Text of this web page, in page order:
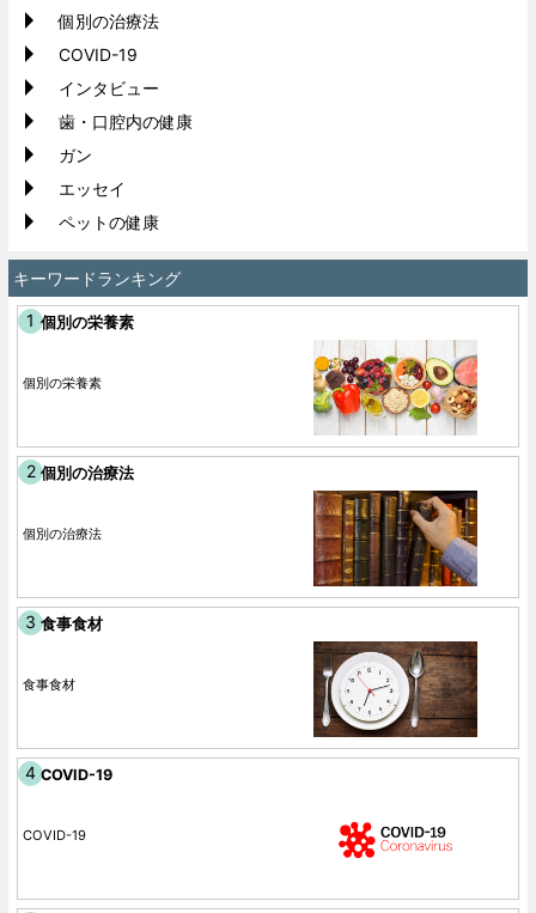
個別の治療法
COVID-19
インタビュー
歯・口腔内の健康
ガン
エッセイ
ペットの健康
キーワードランキング
個別の栄養素
個別の栄養素
個別の治療法
個別の治療法
食事食材
食事食材
COVID-19
COVID-19